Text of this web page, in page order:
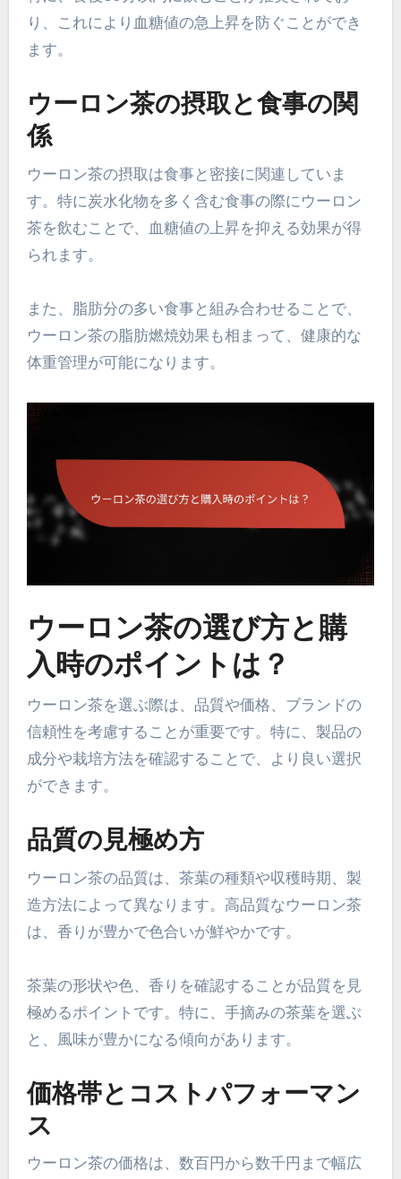
り、これにより血糖値の急上昇を防ぐことができ
ます。
ウーロン茶の摂取と食事の関
係
ウーロン茶の摂取は食事と密接に関連していま
す。特に炭水化物を多く含む食事の際にウーロン
茶を飲むことで、血糖値の上昇を抑える効果が得
られます。
また、脂肪分の多い食事と組み合わせることで、
ウーロン茶の脂肪燃焼効果も相まって、健康的な
体重管理が可能になります。
ウーロン茶の選び方と購
入時のポイントは？
ウーロン茶を選ぶ際は、品質や価格、ブランドの
信頼性を考慮することが重要です。特に、製品の
成分や栽培方法を確認することで、より良い選択
ができます。
品質の見極め方
ウーロン茶の品質は、茶葉の種類や収穫時期、製
造方法によって異なります。高品質なウーロン茶
は、香りが豊かで色合いが鮮やかです。
茶葉の形状や色、香りを確認することが品質を見
極めるポイントです。特に、手摘みの茶葉を選ぶ
と、風味が豊かになる傾向があります。
価格帯とコストパフォーマン
ス
ウーロン茶の価格は、数百円から数千円まで幅広